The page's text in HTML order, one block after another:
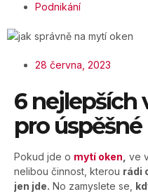
Podnikání
28 června, 2023
6 nejlepších
pro
Pokud jde o mytí oken ve
nelibou činnost, kterou rádi
jen jde. No zamyslete se,